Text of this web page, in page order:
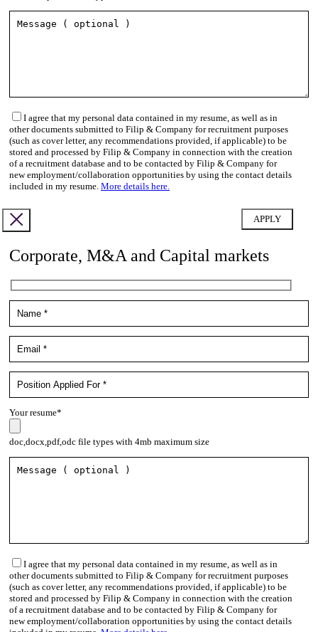
I agree that my personal data contained in my resume, as well as in
other documents submitted to Filip & Company for recruitment purposes
(such as cover letter, any recommendations provided, if applicable) to be
stored and processed by Filip & Company in connection with the creation
of a recruitment database and to be contacted by Filip & Company for
new employment/collaboration opportunities by using the contact details
included in my resume. More details here.
Corporate, M&A and Capital markets
Your resume*
doc,docx,pdf,odc file types with 4mb maximum size
I agree that my personal data contained in my resume, as well as in
other documents submitted to Filip & Company for recruitment purposes
(such as cover letter, any recommendations provided, if applicable) to be
stored and processed by Filip & Company in connection with the creation
of a recruitment database and to be contacted by Filip & Company for
new employment/collaboration opportunities by using the contact details